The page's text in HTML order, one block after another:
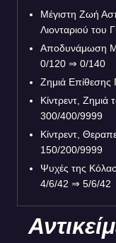
Μέγιστη Ζωή
Λιονταριού του
Αποδυνάμωση
0/120 ⇒ 0/140
Ζημιά Επίθεσης
Κίντρεντ,
300/400/9999
Κίντρεντ,
150/200/9999
Ψυχές της
4/6/42 ⇒ 5/6/42